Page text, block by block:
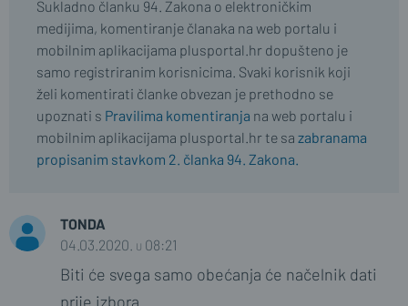
Sukladno članku 94. Zakona o elektroničkim
medijima, komentiranje članaka na web portalu i
mobilnim aplikacijama plusportal.hr dopušteno je
samo registriranim korisnicima. Svaki korisnik koji
želi komentirati članke obvezan je prethodno se
upoznati s Pravilima komentiranja na web portalu i
mobilnim aplikacijama plusportal.hr te sa zabranama
propisanim stavkom 2. članka 94. Zakona.
TONDA
04.03.2020. u 08:21
Biti će svega samo obećanja će načelnik dati
prije izbora.